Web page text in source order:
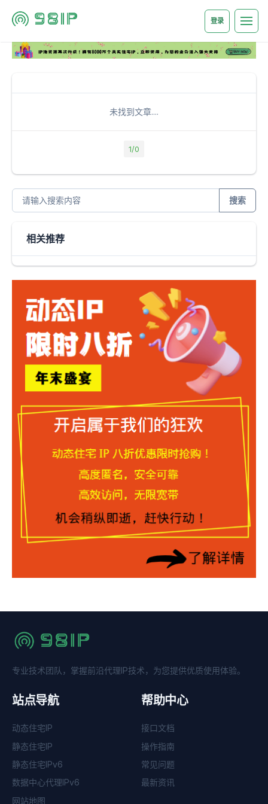
登录
未找到文章....
1/0
搜索
相关推荐
专业技术团队，掌握前沿代理IP技术，为您提供优质使用体验。
站点导航
动态住宅IP
静态住宅IP
静态住宅IPv6
数据中心代理IPv6
网站地图
帮助中心
接口文档
操作指南
常见问题
最新资讯